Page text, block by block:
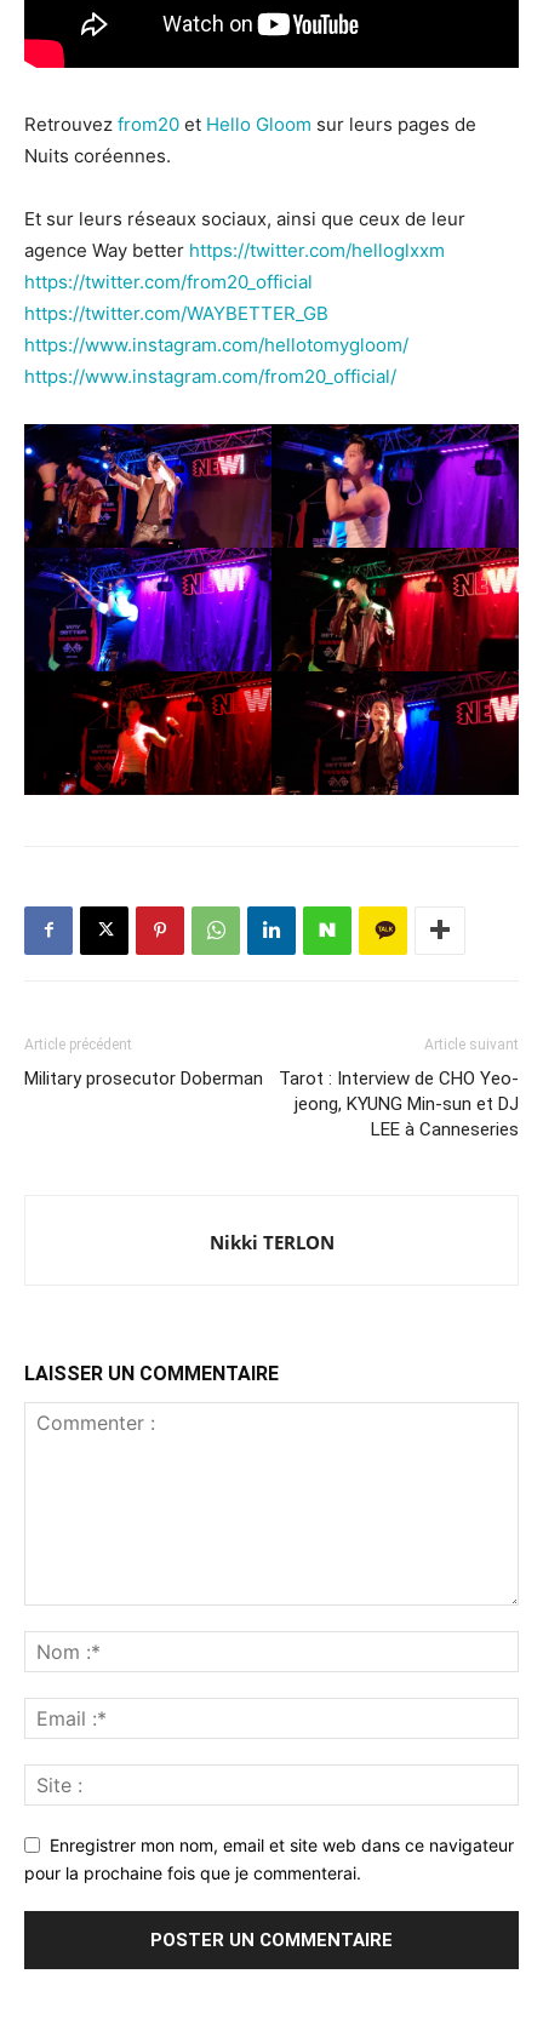
Retrouvez from20 et Hello Gloom sur leurs pages de
Nuits coréennes.
Et sur leurs réseaux sociaux, ainsi que ceux de leur
agence Way better https://twitter.com/helloglxxm
https://twitter.com/from20_official
https://twitter.com/WAYBETTER_GB
https://www.instagram.com/hellotomygloom/
https://www.instagram.com/from20_official/
Article précédent
Military prosecutor Doberman
Article suivant
Tarot : Interview de CHO Yeo-
jeong, KYUNG Min-sun et DJ
LEE à Canneseries
Nikki TERLON
LAISSER UN COMMENTAIRE
Enregistrer mon nom, email et site web dans ce navigateur
pour la prochaine fois que je commenterai.